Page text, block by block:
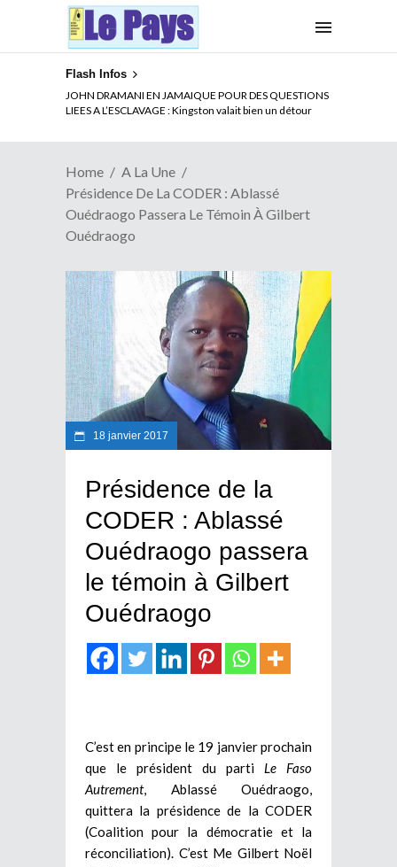
Flash Infos
JOHN DRAMANI EN JAMAIQUE POUR DES QUESTIONS
LIEES A L’ESCLAVAGE : Kingston valait bien un détour
Home
A La Une
Présidence De La CODER : Ablassé
Ouédraogo Passera Le Témoin À Gilbert
Ouédraogo
18 janvier 2017
Présidence de la
CODER : Ablassé
Ouédraogo passera
le témoin à Gilbert
Ouédraogo
C’est en principe le 19 janvier prochain
que le président du parti Le Faso
Autrement, Ablassé Ouédraogo,
quittera la présidence de la CODER
(Coalition pour la démocratie et la
réconciliation). C’est Me Gilbert Noël